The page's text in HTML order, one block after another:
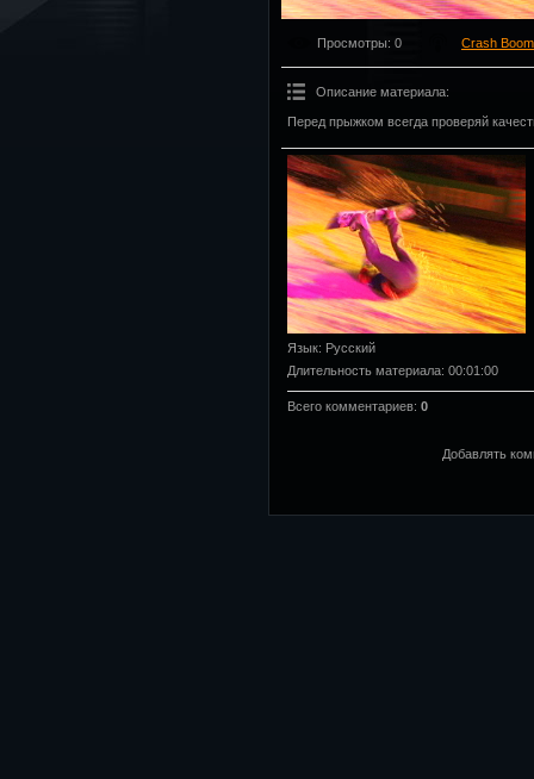
Просмотры: 0 Crash
Описание материала:
Перед прыжком всегда проверяй
Язык: Русский
Длительность материала: 00:01:00
Всего комментариев: 0
Добавлять